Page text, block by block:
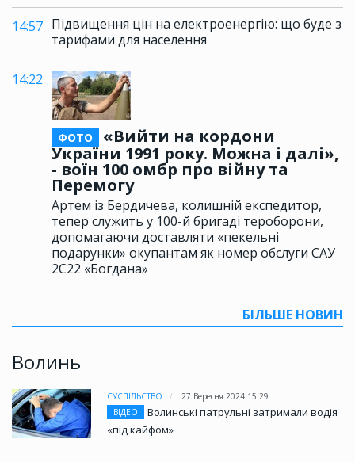
14:57 Підвищення цін на електроенергію: що буде з
тарифами для населення
14:22
ФОТО
«Вийти на кордони
України 1991 року. Можна і далі»,
- воїн 100 омбр про війну та
Перемогу
Артем із Бердичева, колишній експедитор,
тепер служить у 100-й бригаді тероборони,
допомагаючи доставляти «пекельні
подарунки» окупантам як номер обслуги САУ
2С22 «Богдана»
БІЛЬШЕ НОВИН
Волинь
СУСПІЛЬСТВО
27 Вересня 2024 15:29
ВІДЕО
Волинські патрульні затримали водія
«під кайфом»